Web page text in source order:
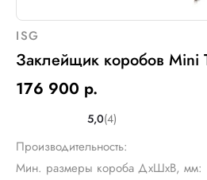
ISG
Заклейщик коробов Mini
176 900 р.
5,0(4)
Производительность:
Мин. размеры короба ДхШхВ, мм: